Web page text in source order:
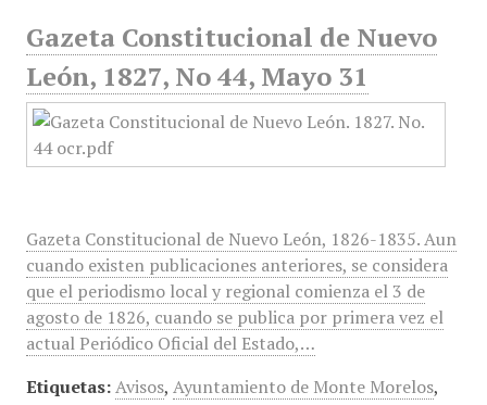
Gazeta Constitucional de Nuevo
León, 1827, No 44, Mayo 31
Gazeta Constitucional de Nuevo León, 1826-1835. Aun
cuando existen publicaciones anteriores, se considera
que el periodismo local y regional comienza el 3 de
agosto de 1826, cuando se publica por primera vez el
actual Periódico Oficial del Estado,…
Etiquetas: Avisos, Ayuntamiento de Monte Morelos,